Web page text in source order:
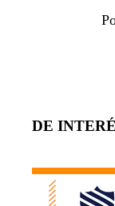
DE